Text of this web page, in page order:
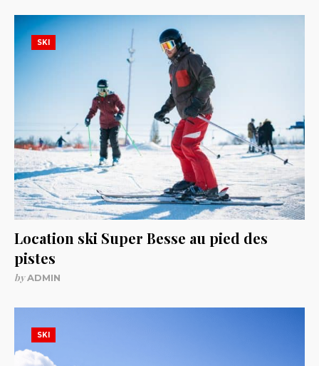
SKI
Location ski Super Besse au pied des
pistes
byADMIN
SKI